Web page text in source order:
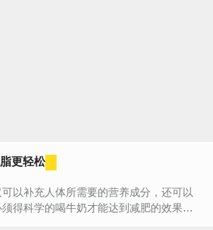
更轻松
以补充人体所需要的营养成分，还可以
得科学的喝牛奶才能达到减肥的效果。